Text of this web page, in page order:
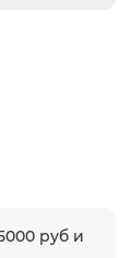
руб и